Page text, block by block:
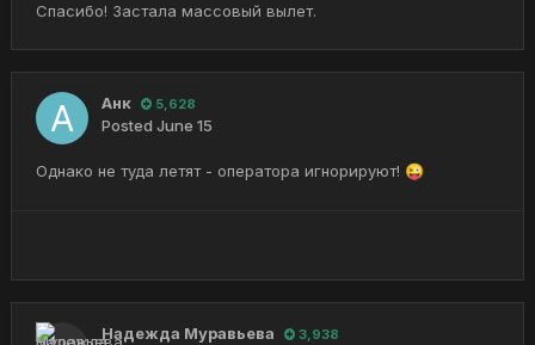
Спасибо! Застала массовый вылет.
Анк 5,628
Posted June 15
Однако не туда летят - оператора игнорируют! 😜
Надежда Муравьева 3,938